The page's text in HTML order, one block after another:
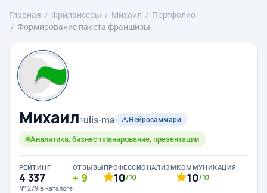
Главная Фрилансеры Михаил
Портфолио
Формирование пакета франшизы
Михаил›ulis-ma Нейросаммари
Аналитика, бизнес-планирование, презентации
РЕЙТИНГ
4 337
№ 279 в каталоге
ОТЗЫВЫ
9
ПРОФЕССИОНАЛИЗМ
10/10
КОММУНИКАЦИЯ
10/10